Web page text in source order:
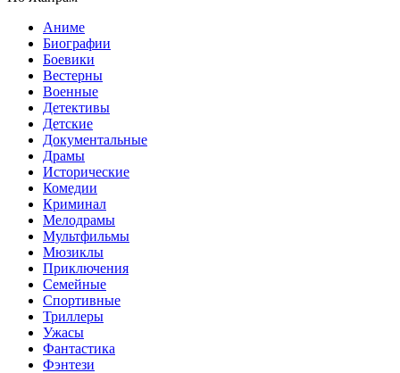
Аниме
Биографии
Боевики
Вестерны
Военные
Детективы
Детские
Документальные
Драмы
Исторические
Комедии
Криминал
Мелодрамы
Мультфильмы
Мюзиклы
Приключения
Семейные
Спортивные
Триллеры
Ужасы
Фантастика
Фэнтези